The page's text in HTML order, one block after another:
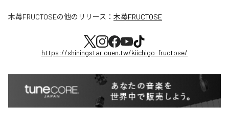
木苺FRUCTOSEの他のリリース： 木苺FRUCTOSE
https://shiningstar.ouen.tw/kiichigo-fructose/